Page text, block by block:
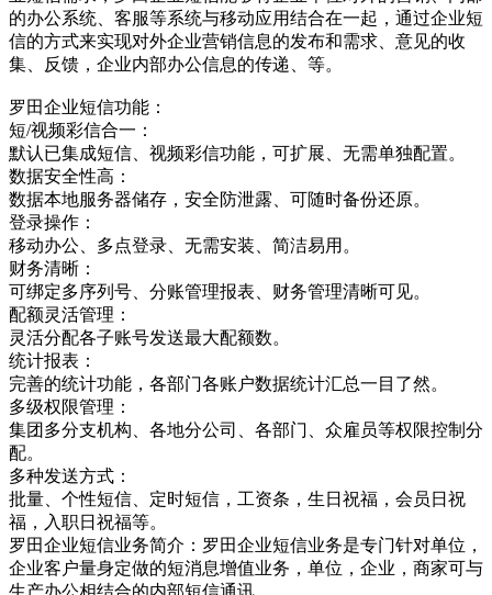
的办公系统、客服等系统与移动应用结合在一起，通过企业短
信的方式来实现对外企业营销信息的发布和需求、意见的收
集、反馈，企业内部办公信息的传递、等。
罗田企业短信功能：
短/视频彩信合一：
默认已集成短信、视频彩信功能，可扩展、无需单独配置。
数据安全性高：
数据本地服务器储存，安全防泄露、可随时备份还原。
登录操作：
移动办公、多点登录、无需安装、简洁易用。
财务清晰：
可绑定多序列号、分账管理报表、财务管理清晰可见。
配额灵活管理：
灵活分配各子账号发送最大配额数。
统计报表：
完善的统计功能，各部门各账户数据统计汇总一目了然。
多级权限管理：
集团多分支机构、各地分公司、各部门、众雇员等权限控制分
配。
多种发送方式：
批量、个性短信、定时短信，工资条，生日祝福，会员日祝
福，入职日祝福等。
罗田企业短信业务简介：罗田企业短信业务是专门针对单位，
企业客户量身定做的短消息增值业务，单位，企业，商家可与
生产办公相结合的内部短信通讯，